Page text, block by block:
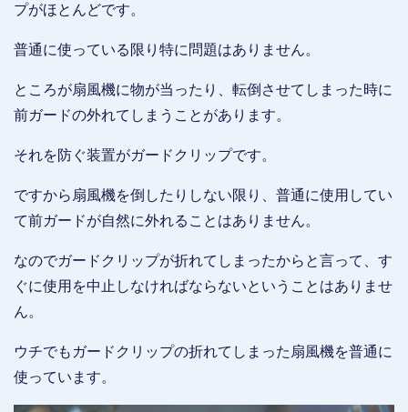
プがほとんどです。
普通に使っている限り特に問題はありません。
ところが扇風機に物が当ったり、転倒させてしまった時に
前ガードの外れてしまうことがあります。
それを防ぐ装置がガードクリップです。
ですから扇風機を倒したりしない限り、普通に使用してい
て前ガードが自然に外れることはありません。
なのでガードクリップが折れてしまったからと言って、す
ぐに使用を中止しなければならないということはありませ
ん。
ウチでもガードクリップの折れてしまった扇風機を普通に
使っています。